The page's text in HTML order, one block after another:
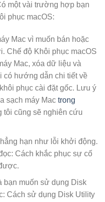
một vài trường hợp bạn
phục macOS:
Mac vì muốn bán hoặc
Chế độ Khôi phục macOS
Mac, xóa dữ liệu và
có hướng dẫn chi tiết về
phục cài đặt gốc. Lưu ý
sạch máy Mac trong
tôi cũng sẽ nghiên cứu
hạn như lỗi khởi động.
Cách khắc phục sự cố
bạn muốn sử dụng Disk
Cách sử dụng Disk Utility